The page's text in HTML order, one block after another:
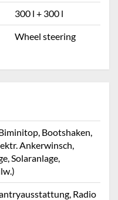
300 l + 300 l
Wheel steering
Bootshaken,
Ankerwinsch,
Solaranlage,
Radio